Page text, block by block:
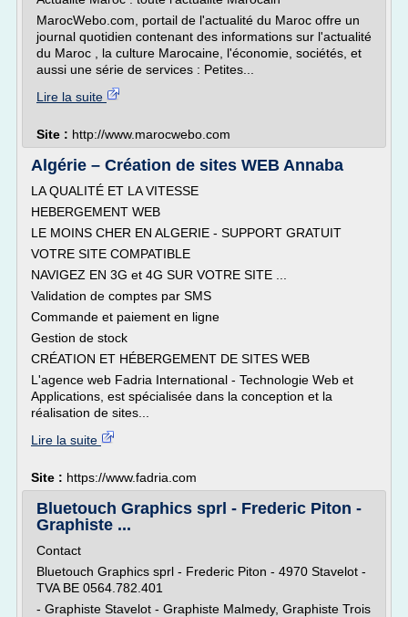
MarocWebo.com, portail de l'actualité du Maroc offre un
journal quotidien contenant des informations sur l'actualité
du Maroc , la culture Marocaine, l'économie, sociétés, et
aussi une série de services : Petites...
Lire la suite
Site : http://www.marocwebo.com
Algérie – Création de sites WEB Annaba
LA QUALITÉ ET LA VITESSE
HEBERGEMENT WEB
LE MOINS CHER EN ALGERIE - SUPPORT GRATUIT
VOTRE SITE COMPATIBLE
NAVIGEZ EN 3G et 4G SUR VOTRE SITE ...
Validation de comptes par SMS
Commande et paiement en ligne
Gestion de stock
CRÉATION ET HÉBERGEMENT DE SITES WEB
L'agence web Fadria International - Technologie Web et
Applications, est spécialisée dans la conception et la
réalisation de sites...
Lire la suite
Site : https://www.fadria.com
Bluetouch Graphics sprl - Frederic Piton -
Graphiste ...
Contact
Bluetouch Graphics sprl - Frederic Piton - 4970 Stavelot -
TVA BE 0564.782.401
- Graphiste Stavelot - Graphiste Malmedy, Graphiste Trois